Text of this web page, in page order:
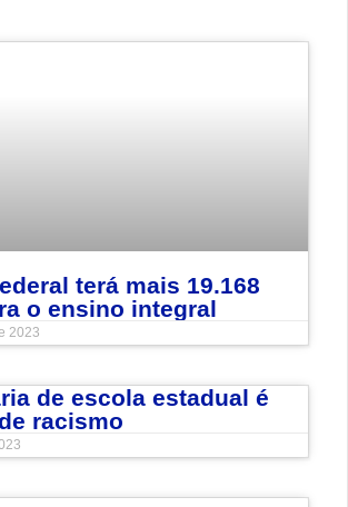
terá mais 19.168
o ensino integral
2023
de escola estadual é
racismo